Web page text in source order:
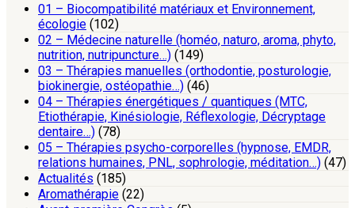
01 – Biocompatibilité matériaux et Environnement,
écologie (102)
02 – Médecine naturelle (homéo, naturo, aroma, phyto,
nutrition, nutripuncture…) (149)
03 – Thérapies manuelles (orthodontie, posturologie,
biokinergie, ostéopathie…) (46)
04 – Thérapies énergétiques / quantiques (MTC,
Etiothérapie, Kinésiologie, Réflexologie, Décryptage
dentaire…) (78)
05 – Thérapies psycho-corporelles (hypnose, EMDR,
relations humaines, PNL, sophrologie, méditation…) (47)
Actualités (185)
Aromathérapie (22)